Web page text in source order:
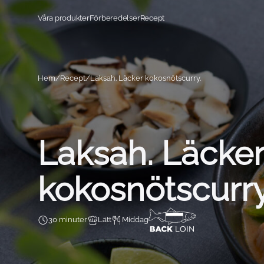
Hoppa till innehåll
Våra produkterFörberedelserRecept
Hem Recept Laksah. Läcker kokosnötscurry.
Laksah. Läcker
30 minuter Lätt Middag